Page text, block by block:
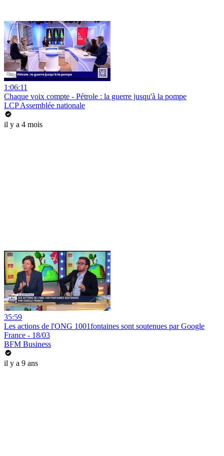
1:06:11
Chaque voix compte - Pétrole : la guerre jusqu'à la pompe
LCP Assemblée nationale
il y a 4 mois
35:59
Les actions de l'ONG 1001fontaines sont soutenues par Google
France - 18/03
BFM Business
il y a 9 ans